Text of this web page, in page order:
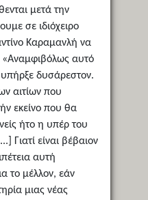
μετά την
σε ιδιόχειρο
Καραμανλή να
«Αναμφιβόλως αυτό
δυσάρεστον.
αιτίων που
εκείνο που θα
ήτο η υπέρ του
Γιατί είναι βέβαιον
αυτή
το μέλλον, εάν
μιας νέας